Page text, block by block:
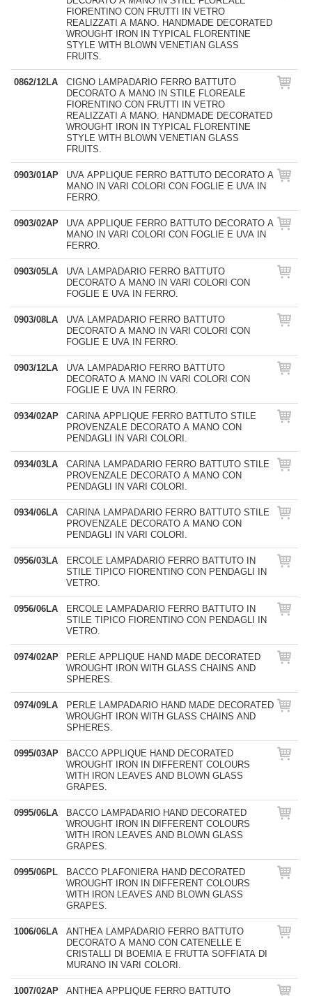
FIORENTINO CON FRUTTI IN VETRO
REALIZZATI A MANO. HANDMADE DECORATED
WROUGHT IRON IN TYPICAL FLORENTINE
STYLE WITH BLOWN VENETIAN GLASS
FRUITS.
0862/12LA
CIGNO LAMPADARIO FERRO BATTUTO
DECORATO A MANO IN STILE FLOREALE
FIORENTINO CON FRUTTI IN VETRO
REALIZZATI A MANO. HANDMADE DECORATED
WROUGHT IRON IN TYPICAL FLORENTINE
STYLE WITH BLOWN VENETIAN GLASS
FRUITS.
0903/01AP
UVA APPLIQUE FERRO BATTUTO DECORATO A
MANO IN VARI COLORI CON FOGLIE E UVA IN
FERRO.
0903/02AP
UVA APPLIQUE FERRO BATTUTO DECORATO A
MANO IN VARI COLORI CON FOGLIE E UVA IN
FERRO.
0903/05LA
UVA LAMPADARIO FERRO BATTUTO
DECORATO A MANO IN VARI COLORI CON
FOGLIE E UVA IN FERRO.
0903/08LA
UVA LAMPADARIO FERRO BATTUTO
DECORATO A MANO IN VARI COLORI CON
FOGLIE E UVA IN FERRO.
0903/12LA
UVA LAMPADARIO FERRO BATTUTO
DECORATO A MANO IN VARI COLORI CON
FOGLIE E UVA IN FERRO.
0934/02AP
CARINA APPLIQUE FERRO BATTUTO STILE
PROVENZALE DECORATO A MANO CON
PENDAGLI IN VARI COLORI.
0934/03LA
CARINA LAMPADARIO FERRO BATTUTO STILE
PROVENZALE DECORATO A MANO CON
PENDAGLI IN VARI COLORI.
0934/06LA
CARINA LAMPADARIO FERRO BATTUTO STILE
PROVENZALE DECORATO A MANO CON
PENDAGLI IN VARI COLORI.
0956/03LA
ERCOLE LAMPADARIO FERRO BATTUTO IN
STILE TIPICO FIORENTINO CON PENDAGLI IN
VETRO.
0956/06LA
ERCOLE LAMPADARIO FERRO BATTUTO IN
STILE TIPICO FIORENTINO CON PENDAGLI IN
VETRO.
0974/02AP
PERLE APPLIQUE HAND MADE DECORATED
WROUGHT IRON WITH GLASS CHAINS AND
SPHERES.
0974/09LA
PERLE LAMPADARIO HAND MADE DECORATED
WROUGHT IRON WITH GLASS CHAINS AND
SPHERES.
0995/03AP
BACCO APPLIQUE HAND DECORATED
WROUGHT IRON IN DIFFERENT COLOURS
WITH IRON LEAVES AND BLOWN GLASS
GRAPES.
0995/06LA
BACCO LAMPADARIO HAND DECORATED
WROUGHT IRON IN DIFFERENT COLOURS
WITH IRON LEAVES AND BLOWN GLASS
GRAPES.
0995/06PL
BACCO PLAFONIERA HAND DECORATED
WROUGHT IRON IN DIFFERENT COLOURS
WITH IRON LEAVES AND BLOWN GLASS
GRAPES.
1006/06LA
ANTHEA LAMPADARIO FERRO BATTUTO
DECORATO A MANO CON CATENELLE E
CRISTALLI DI BOEMIA E FRUTTA SOFFIATA DI
MURANO IN VARI COLORI.
1007/02AP ANTHEA APPLIQUE FERRO BATTUTO